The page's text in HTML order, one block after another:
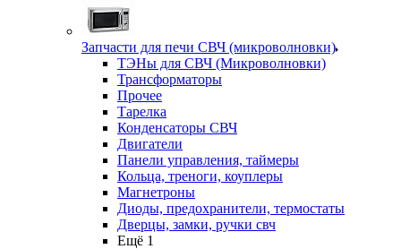
Запчасти для печи СВЧ (микроволновки)
ТЭНы для СВЧ (Микроволновки)
Трансформаторы
Прочее
Тарелка
Конденсаторы СВЧ
Двигатели
Панели управления, таймеры
Кольца, треноги, коуплеры
Магнетроны
Диоды, предохранители, термостаты
Дверцы, замки, ручки свч
Ещё 1